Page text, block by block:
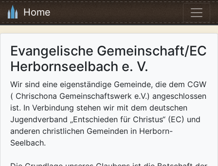
Home
Evangelische Gemeinschaft/EC
Herbornseelbach e. V.
Wir sind eine eigenständige Gemeinde, die dem CGW
( Chrischona Gemeinschaftswerk e.V.) angeschlossen
ist. In Verbindung stehen wir mit dem deutschen
Jugendverband „Entschieden für Christus“ (EC) und
anderen christlichen Gemeinden in Herborn-
Seelbach.